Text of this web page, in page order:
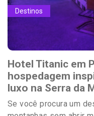
Destinos
Hotel Titanic em
hospedagem
luxo na Serra da
Se você procura um